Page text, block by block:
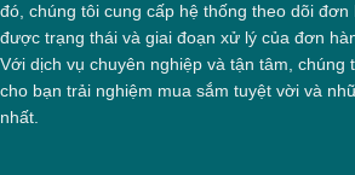
Chén sau khi được dán
đó, chúng tôi cung cấp hệ thống theo dõi
được trạng thái và giai đoạn xử lý của đơn
Với dịch vụ chuyên nghiệp và tận tâm, chúng
cho bạn trải nghiệm mua sắm tuyệt vời và
nhất.